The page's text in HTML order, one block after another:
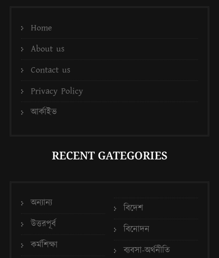
Home
About us
Contact us
Privacy Policy
আর্কাইভ
RECENT GATEGORIES
অন্যান্য
উত্তরপূর্ব
কর্মশিক্ষা
বিদেশ
বিনোদন
ব্যবসা-অর্থনীতি